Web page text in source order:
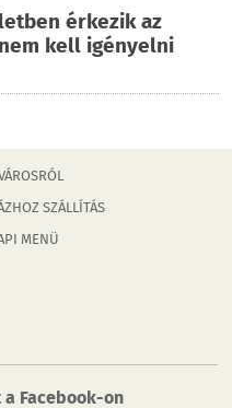
érkezik az
kell igényelni
SZÁLLÍTÁS
MENÜ
Facebook-on